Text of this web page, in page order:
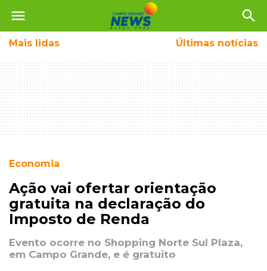
menu search
Mais lidas Últimas notícias
Economia
Ação vai ofertar orientação
gratuita na declaração do
Imposto de Renda
Evento ocorre no Shopping Norte Sul Plaza,
em Campo Grande, e é gratuito